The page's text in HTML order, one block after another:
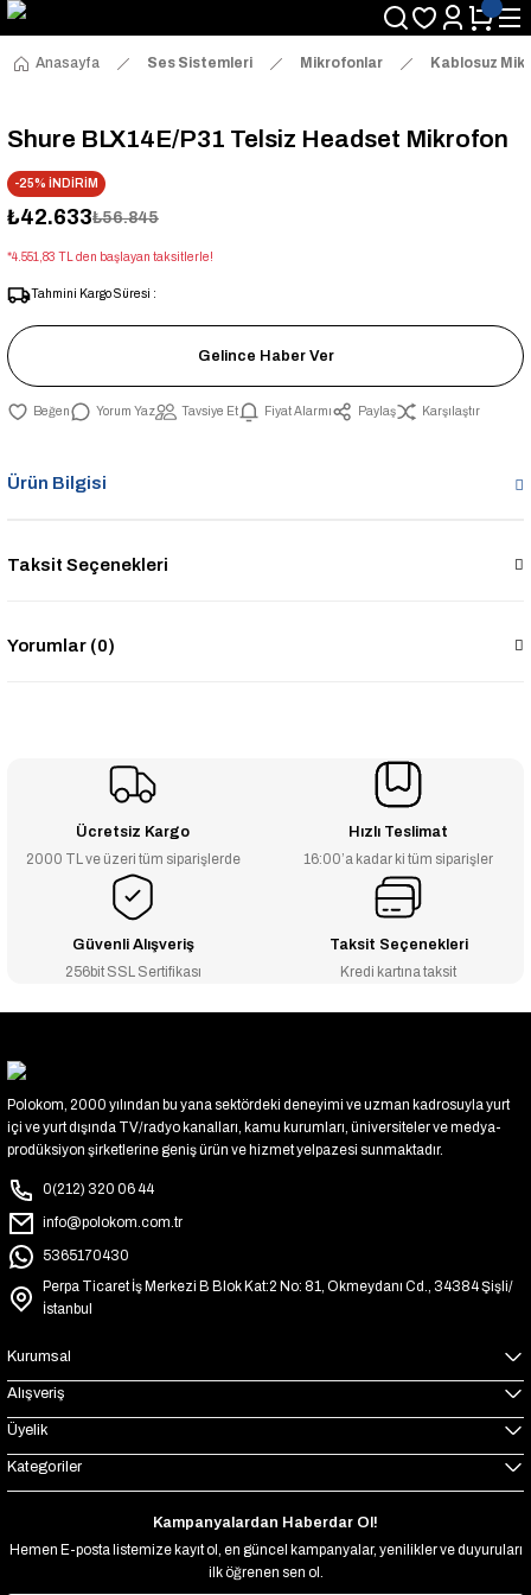
Anasayfa Ses Sistemleri Mikrofonlar Kablosuz
Shure BLX14E/P31 Telsiz Headset Mikrofon
-25% İNDİRİM
₺42.633₺56.845
*4.551,83 TL den başlayan taksitlerle!
Tahmini Kargo Süresi :
Gelince Haber Ver
Yorum Yaz Tavsiye Et Fiyat Alarmı Paylaş Karşılaştır
Ürün Bilgisi
Taksit Seçenekleri
Yorumlar (0)
Ücretsiz Kargo
2000 TL ve üzeri tüm siparişlerde
Hızlı Teslimat
16:00’a kadar ki tüm siparişler
Güvenli Alışveriş
256bit SSL Sertifikası
Taksit Seçenekleri
Kredi kartına taksit
Polokom, 2000 yılından bu yana sektördeki deneyimi ve uzman kadrosuyla yurt
içi ve yurt dışında TV/radyo kanalları, kamu kurumları, üniversiteler ve medya-
prodüksiyon şirketlerine geniş ürün ve hizmet yelpazesi sunmaktadır.
0(212) 320 06 44
info@polokom.com.tr
5365170430
Perpa Ticaret İş Merkezi B Blok Kat:2 No: 81, Okmeydanı Cd., 34384 Şişli/
İstanbul
Kurumsal
Alışveriş
Üyelik
Kategoriler
Kampanyalardan Haberdar Ol!
Hemen E-posta listemize kayıt ol, en güncel kampanyalar, yenilikler ve duyuruları
ilk öğrenen sen ol.